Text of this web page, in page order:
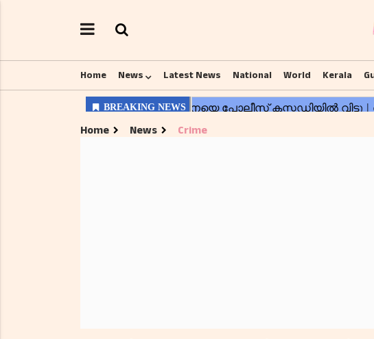
Home News Latest News National World Kerala
Home News Crime